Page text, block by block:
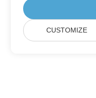
CUSTOMIZE